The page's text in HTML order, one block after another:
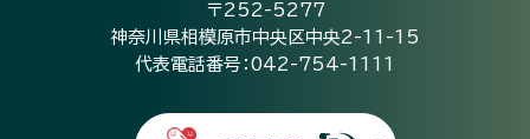
〒252-5277
神奈川県相模原市中央区中央2-11-15
代表電話番号：042-754-1111